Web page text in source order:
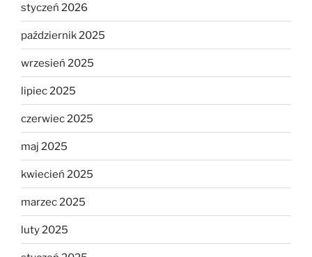
styczeń 2026
październik 2025
wrzesień 2025
lipiec 2025
czerwiec 2025
maj 2025
kwiecień 2025
marzec 2025
luty 2025